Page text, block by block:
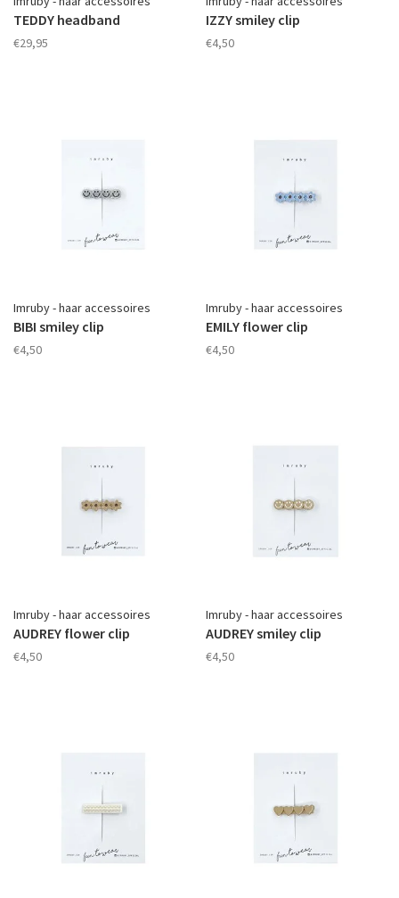
TEDDY headband
€29,95
IZZY smiley clip
€4,50
Imruby - haar accessoires
BIBI smiley clip
€4,50
Imruby - haar accessoires
EMILY flower clip
€4,50
Imruby - haar accessoires
AUDREY flower clip
€4,50
Imruby - haar accessoires
AUDREY smiley clip
€4,50